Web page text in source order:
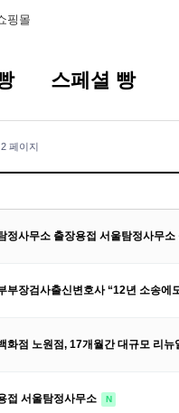
핑몰
스페셜 빵
2 페이지
정사무소 출장용접 서울탐정사무소
부장검사출신변호사 “12년 소송에
화점 노원점, 17개월간 대규모 리뉴
접 서울탐정사무소 N